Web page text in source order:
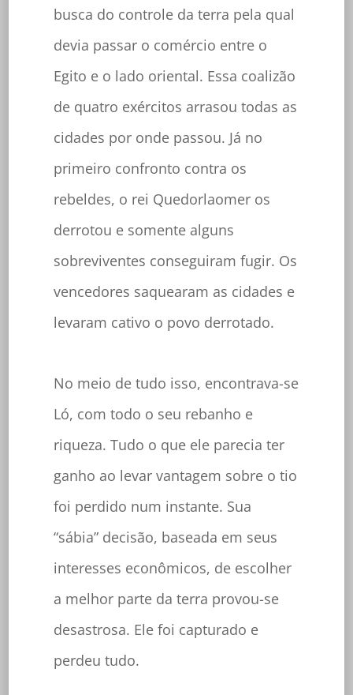
busca do controle da terra pela qual
devia passar o comércio entre o
Egito e o lado oriental. Essa coalizão
de quatro exércitos arrasou todas as
cidades por onde passou. Já no
primeiro confronto contra os
rebeldes, o rei Quedorlaomer os
derrotou e somente alguns
sobreviventes conseguiram fugir. Os
vencedores saquearam as cidades e
levaram cativo o povo derrotado.
No meio de tudo isso, encontrava-se
Ló, com todo o seu rebanho e
riqueza. Tudo o que ele parecia ter
ganho ao levar vantagem sobre o tio
foi perdido num instante. Sua
“sábia” decisão, baseada em seus
interesses econômicos, de escolher
a melhor parte da terra provou-se
desastrosa. Ele foi capturado e
perdeu tudo.